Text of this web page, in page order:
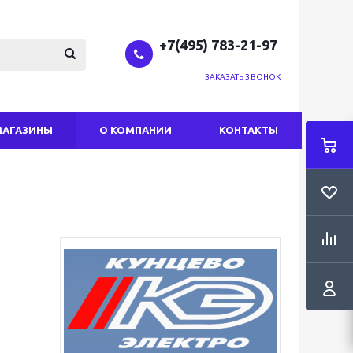
+7(495) 783-21-97
ЗАКАЗАТЬ ЗВОНОК
О КОМПАНИИ КОНТАКТЫ